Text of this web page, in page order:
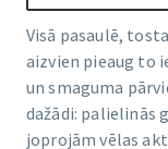
Visā pasaulē,
aizvien pieaug to
un smaguma
dažādi: palielinās
joprojām vēlas